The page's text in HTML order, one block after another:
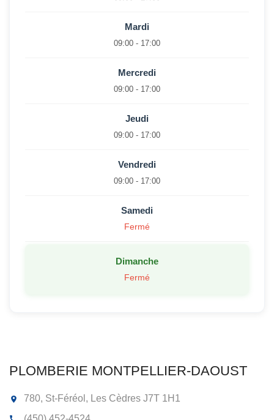
Mardi
09:00 - 17:00
Mercredi
09:00 - 17:00
Jeudi
09:00 - 17:00
Vendredi
09:00 - 17:00
Samedi
Fermé
Dimanche
Fermé